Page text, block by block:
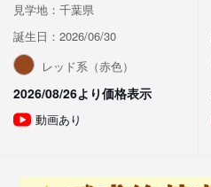
見学地：千葉県
誕生日：2026/06/30
レッド系（赤色）
2026/08/26より価格表示
動画あり